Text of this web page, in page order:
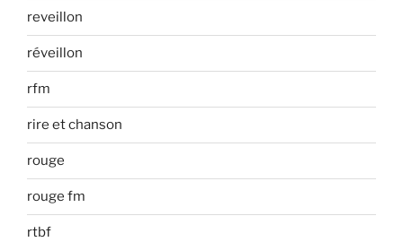
reveillon
réveillon
rfm
rire et chanson
rouge
rouge fm
rtbf